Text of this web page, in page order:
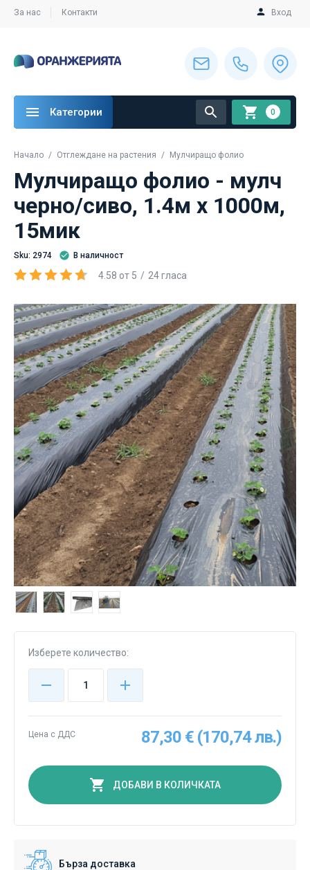
За нас Контакти Вход
Категории 0
Начало Oтглеждане на растения Мулчиращо фолио
Мулчиращо фолио - мулч
черно/сиво, 1.4м х 1000м,
15мик
Sku: 2974 В наличност
4.58 от 5 24гласа
Бърза доставка
Изберете количество:
Цена с ДДС 87,30 € (170,74 лв.)
ДОБАВИ В КОЛИЧКАТА